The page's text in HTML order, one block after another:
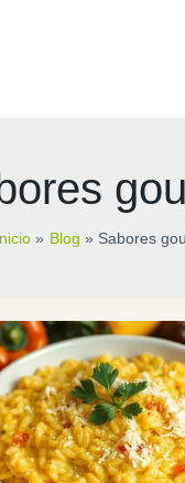
Inicio Blog Sabores